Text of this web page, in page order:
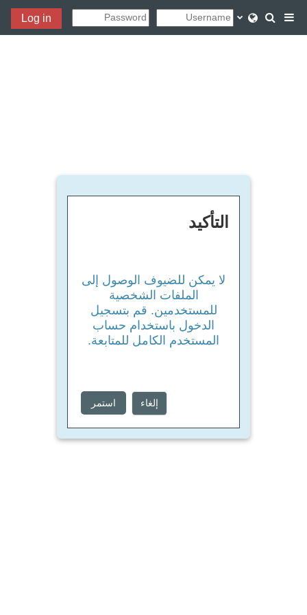
تبديل إدخال البحث Log in
التأكيد
لا يمكن للضيوف الوصول إلى
الملفات الشخصية
للمستخدمين. قم بتسجيل
الدخول باستخدام حساب
المستخدم الكامل للمتابعة.
إلغاء استمر